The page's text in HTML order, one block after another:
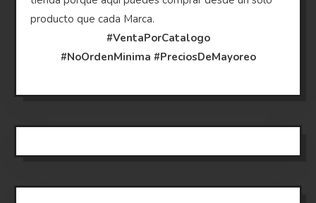
producto que cada Marca.
#VentaPorCatalogo
#NoOrdenMinima #PreciosDeMayoreo